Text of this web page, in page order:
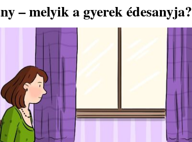
– melyik a gyerek édesanyja?